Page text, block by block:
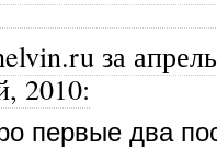
за
2010:
первые два